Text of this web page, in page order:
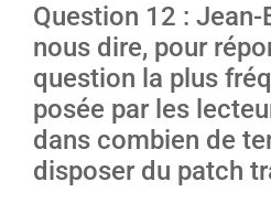
Question 12 : Jean-
nous dire, pour
question la plus
posée par les
dans combien de
disposer du patch